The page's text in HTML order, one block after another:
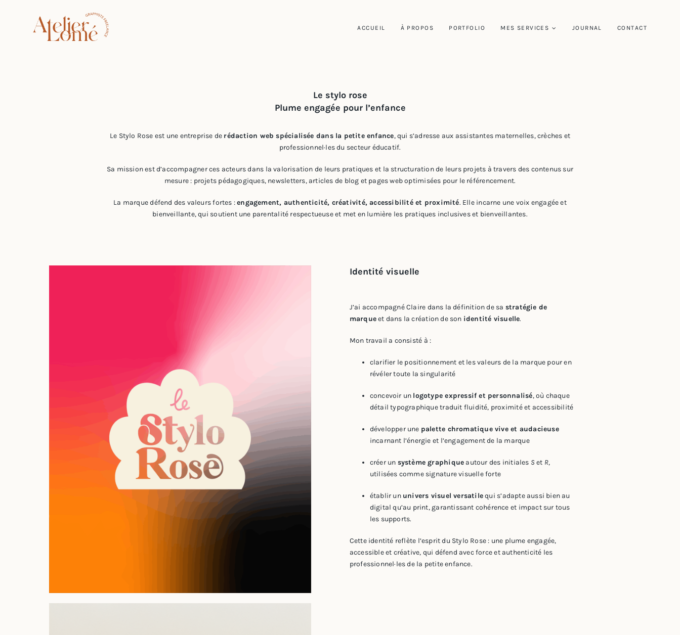
ACCUEIL À PROPOS PORTFOLIO MES SERVICES JOURNAL CONTACT
Le stylo rose
Plume engagée pour l’enfance
Le Stylo Rose est une entreprise de rédaction web spécialisée dans la petite enfance, qui s’adresse aux assistantes maternelles, crèches et
professionnel·les du secteur éducatif.
Sa mission est d’accompagner ces acteurs dans la valorisation de leurs pratiques et la structuration de leurs projets à travers des contenus sur
mesure : projets pédagogiques, newsletters, articles de blog et pages web optimisées pour le référencement.
La marque défend des valeurs fortes :engagement, authenticité, créativité, accessibilité et proximité. Elle incarne une voix engagée et
bienveillante, qui soutient une parentalité respectueuse et met en lumière les pratiques inclusives et bienveillantes.
Identité visuelle
J’ai accompagné Claire dans la définition de sa stratégie de
marqueet dans la création de son identité visuelle.
Mon travail a consisté à :
clarifier le positionnement et les valeurs de la marque pour en
révéler toute la singularité
concevoir un logotype expressif et personnalisé, où chaque
détail typographique traduit fluidité, proximité et accessibilité
développer une palette chromatique vive et audacieuse
incarnant l’énergie et l’engagement de la marque
créer un système graphique autour des initiales S et R,
utilisées comme signature visuelle forte
établir un univers visuel versatilequi s’adapte aussi bien au
digital qu’au print, garantissant cohérence et impact sur tous
les supports.
Cette identité reflète l’esprit du Stylo Rose : une plume engagée,
accessible et créative, qui défend avec force et authenticité les
professionnel·les de la petite enfance.